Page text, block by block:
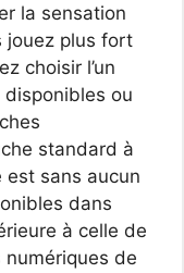
la sensation
jouez plus fort
choisir l’un
ou
standard à
est sans aucun
dans
à celle de
de